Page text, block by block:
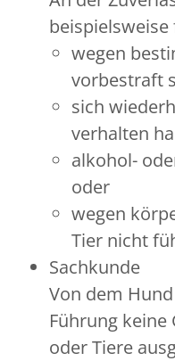
beispielsweise
wegen
vorbestraft
sich
verhalten
alkohol-
oder
wegen
Tier nicht
Sachkunde
Von dem
Führung
oder Tiere